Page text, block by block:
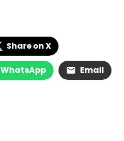
Share on X
WhatsApp Email